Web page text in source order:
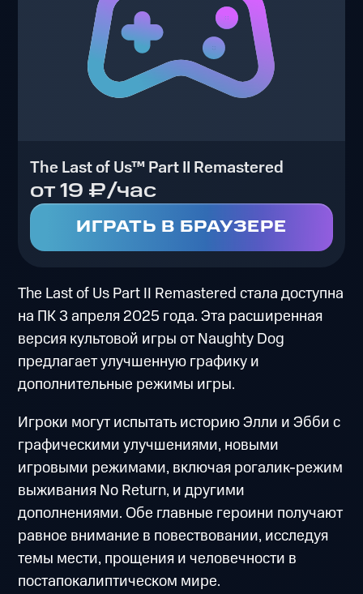
The Last of Us™ Part II Remastered
от 19 ₽/час
ИГРАТЬ В БРАУЗЕРЕ
The Last of Us Part II Remastered стала доступна
на ПК 3 апреля 2025 года. Эта расширенная
версия культовой игры от Naughty Dog
предлагает улучшенную графику и
дополнительные режимы игры.
Игроки могут испытать историю Элли и Эбби с
графическими улучшениями, новыми
игровыми режимами, включая рогалик-режим
выживания No Return, и другими
дополнениями. Обе главные героини получают
равное внимание в повествовании, исследуя
темы мести, прощения и человечности в
постапокалиптическом мире.